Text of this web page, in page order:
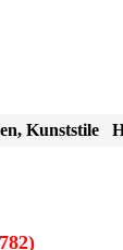
Kunststile